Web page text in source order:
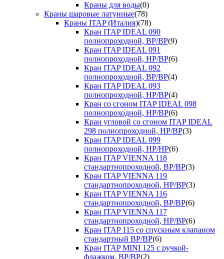
Краны для воды(0)
Краны шаровые латунные(78)
Краны ITAP (Италия)(78)
Кран ITAP IDEAL 090
полнопроходной, ВР/ВР(9)
Кран ITAP IDEAL 091
полнопроходной, НР/ВР(6)
Кран ITAP IDEAL 092
полнопроходной, ВР/ВР(4)
Кран ITAP IDEAL 093
полнопроходной, НР/ВР(4)
Кран со сгоном ITAP IDEAL 098
полнопроходной, НР/ВР(6)
Кран угловой со сгоном ITAP IDEAL
298 полнопроходной, НР/ВР(3)
Кран ITAP IDEAL 099
полнопроходной, НР/НР(6)
Кран ITAP VIENNA 118
стандартнопроходной, ВР/ВР(3)
Кран ITAP VIENNA 119
стандартнопроходной, НР/ВР(3)
Кран ITAP VIENNA 116
стандартнопроходной, ВР/ВР(6)
Кран ITAP VIENNA 117
стандартнопроходной, НР/ВР(6)
Кран ITAP 115 со спускным клапаном
стандартный ВР/ВР(6)
Кран ITAP MINI 125 с ручкой-
флажком, ВР/ВР(2)